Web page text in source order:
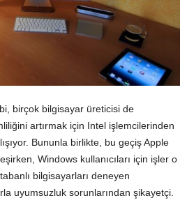
birçok bilgisayar üreticisi de
artırmak için Intel işlemcilerinden
Bununla birlikte, bu geçiş Apple
Windows kullanıcıları için işler o
bilgisayarları deneyen
uyumsuzluk sorunlarından şikayetçi.